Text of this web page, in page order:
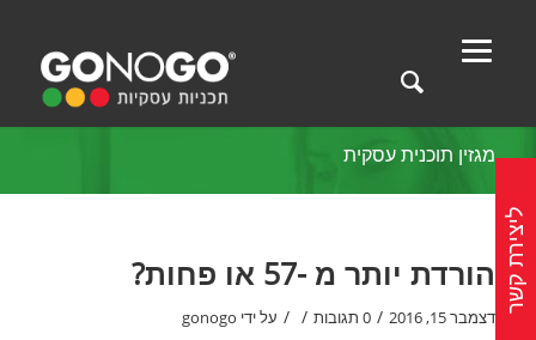
מגזין תוכנית עסקית
הורדת יותר מ -57 או פחות?
דצמבר 15, 2016 / 0 תגובות /
/ על ידי gonogo
ליצירת קשר